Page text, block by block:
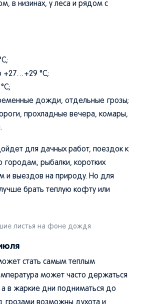
в низинах, у леса и рядом с
+27…+29 °C;
дожди, отдельные грозы;
прохладные вечера, комары,
для дачных работ, поездок к
городам, рыбалки, коротких
и выездов на природу. Но для
брать теплую кофту или
листья на фоне дождя
стать самым теплым
может часто держаться
в жаркие дни подниматься до
возможны духота и